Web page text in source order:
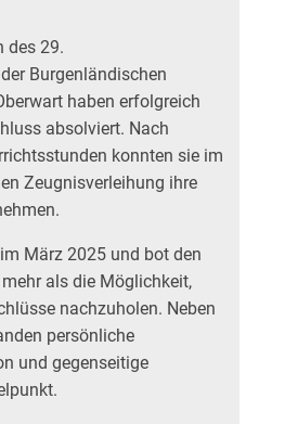
Bisovsky
an der VHS Kärnten
des 29.
Burgenländischen
haben erfolgreich
absolviert. Nach
konnten sie im
Zeugnisverleihung ihre
März 2025 und bot den
als die Möglichkeit,
nachzuholen. Neben
persönliche
und gegenseitige